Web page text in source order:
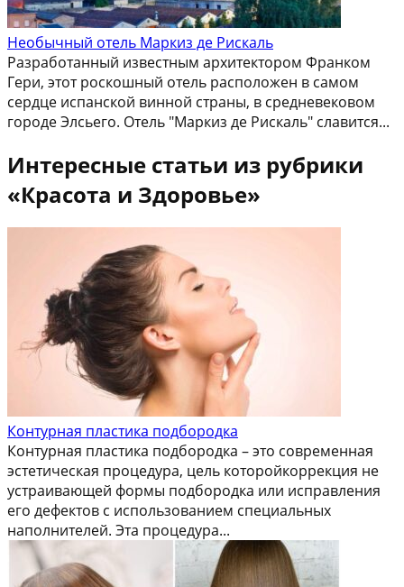
Необычный отель Маркиз де Рискаль
Разработанный известным архитектором Франком
Гери, этот роскошный отель расположен в самом
сердце испанской винной страны, в средневековом
городе Элсьего. Отель "Маркиз де Рискаль" славится...
Интересные статьи из рубрики
«Красота и Здоровье»
Контурная пластика подбородка
Контурная пластика подбородка – это современная
эстетическая процедура, цель которойкоррекция не
устраивающей формы подбородка или исправления
его дефектов с использованием специальных
наполнителей. Эта процедура...